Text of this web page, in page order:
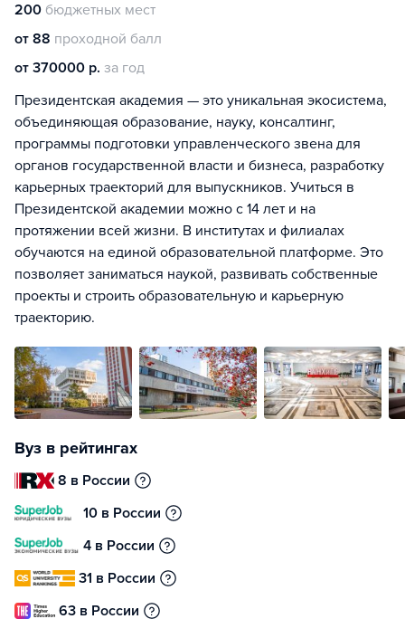
200 бюджетных мест
от 88 проходной балл
от 370000 р. за год
Президентская академия — это уникальная экосистема,
объединяющая образование, науку, консалтинг,
программы подготовки управленческого звена для
органов государственной власти и бизнеса, разработку
карьерных траекторий для выпускников. Учиться в
Президентской академии можно с 14 лет и на
протяжении всей жизни. В институтах и филиалах
обучаются на единой образовательной платформе. Это
позволяет заниматься наукой, развивать собственные
проекты и строить образовательную и карьерную
траекторию.
Вуз в рейтингах
8 в России
10 в России
4 в России
31 в России
63 в России